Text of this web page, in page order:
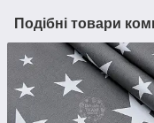
Подібні товари